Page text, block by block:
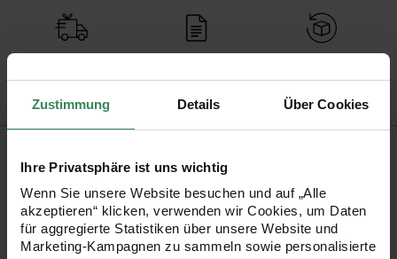
Zustimmung Details Über Cookies
Ihre Privatsphäre ist uns wichtig
Wenn Sie unsere Website besuchen und auf „Alle
akzeptieren“ klicken, verwenden wir Cookies, um Daten
für aggregierte Statistiken über unsere Website und
Marketing-Kampagnen zu sammeln sowie personalisierte
ab 34,99 €
rückgabe
Format DIN Lang
Artikel-Nr. 99000.0301
Bestell-Nr.2739830